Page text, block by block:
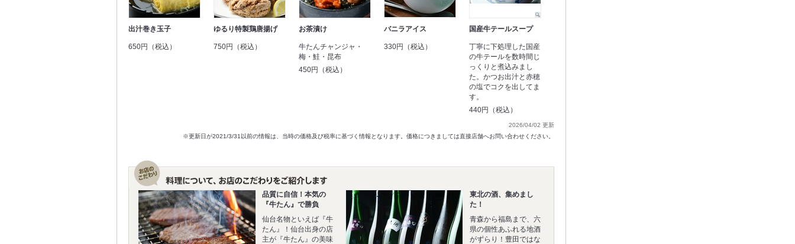
出汁巻き玉子
650円（税込）
ゆるり特製鶏唐揚げ
750円（税込）
お茶漬け
牛たんチャンジャ・
梅・鮭・昆布
450円（税込）
バニラアイス
330円（税込）
国産牛テールスープ
丁寧に下処理した国産
の牛テールを数時間じ
っくりと煮込みまし
た。かつお出汁と赤穂
の塩でコクを出してま
す。
440円（税込）
2026/04/02 更新
※更新日が2021/3/31以前の情報は、当時の価格及び税率に基づく情報となります。価格につきましては直接店舗へお問い合わせください。
品質に自信！本気の
『牛たん』で勝負
仙台名物といえば『牛
たん』！仙台出身の店
主が『牛たん』の美味
東北の酒、集めまし
た！
青森から福島まで、六
県の個性あふれる地酒
がずらり！豊田ではな